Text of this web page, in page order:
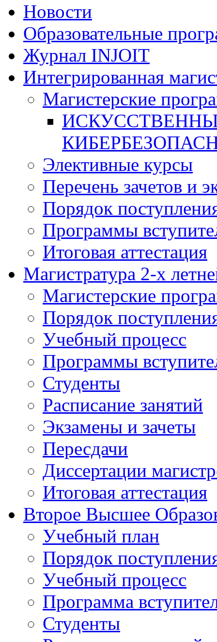
Новости
Образовательные
Журнал INJOIT
Интегрированная
Магистерские
Элективные курсы
Перечень зачетов и
Порядок
Программы
Итоговая аттестация
Магистратура 2-х
Магистерские
Порядок
Учебный процесс
Программы
Студенты
Расписание занятий
Экзамены и зачеты
Пересдачи
Диссертации
Итоговая аттестация
Второе Высшее
Учебный план
Порядок
Учебный процесс
Программа
Студенты